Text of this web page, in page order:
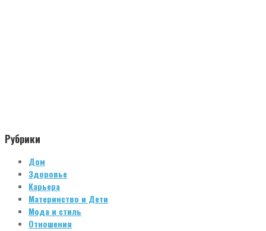
Рубрики
Дом
Здоровье
Карьера
Материнство и Дети
Мода и стиль
Отношения